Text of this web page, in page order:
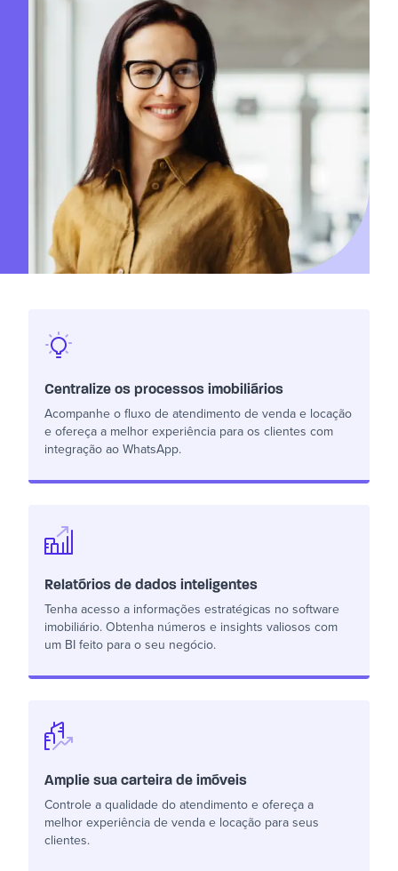
Centralize os processos imobiliários
Acompanhe o fluxo de atendimento de venda e locação
e ofereça a melhor experiência para os clientes com
integração ao WhatsApp.
Relatórios de dados inteligentes
Tenha acesso a informações estratégicas no software
imobiliário. Obtenha números e insights valiosos com
um BI feito para o seu negócio.
Amplie sua carteira de imóveis
Controle a qualidade do atendimento e ofereça a
melhor experiência de venda e locação para seus
clientes.